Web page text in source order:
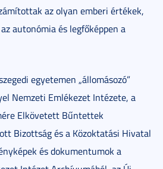
az olyan emberi értékek,
autonómia és legfőképpen a
egyetemen „állomásozó”
Nemzeti Emlékezet Intézete, a
Elkövetett Bűntettek
Bizottság és a Közoktatási Hivatal
és dokumentumok a